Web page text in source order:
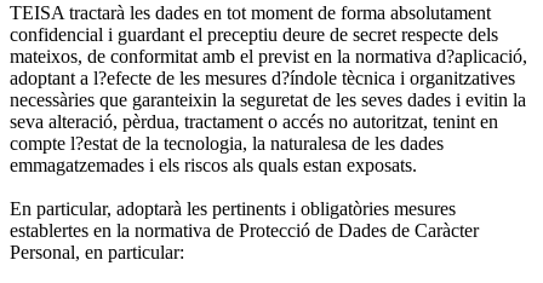
TEISA tractarà les dades en tot moment de forma absolutament
confidencial i guardant el preceptiu deure de secret respecte dels
mateixos, de conformitat amb el previst en la normativa d?aplicació,
adoptant a l?efecte de les mesures d?índole tècnica i organitzatives
necessàries que garanteixin la seguretat de les seves dades i evitin la
seva alteració, pèrdua, tractament o accés no autoritzat, tenint en
compte l?estat de la tecnologia, la naturalesa de les dades
emmagatzemades i els riscos als quals estan exposats.
En particular, adoptarà les pertinents i obligatòries mesures
establertes en la normativa de Protecció de Dades de Caràcter
Personal, en particular: